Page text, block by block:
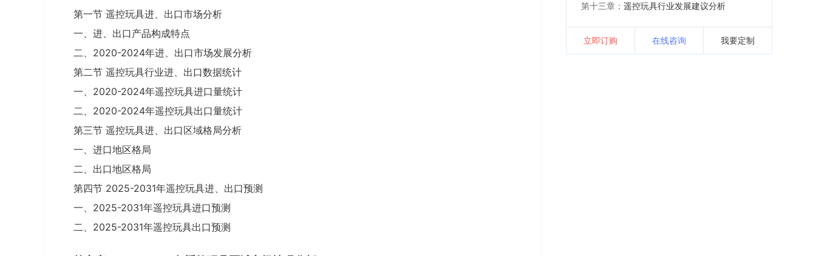
第一节 遥控玩具进、出口市场分析
一、进、出口产品构成特点
二、2020-2024年进、出口市场发展分析
第二节 遥控玩具行业进、出口数据统计
一、2020-2024年遥控玩具进口量统计
二、2020-2024年遥控玩具出口量统计
第三节 遥控玩具进、出口区域格局分析
一、进口地区格局
二、出口地区格局
第四节 2025-2031年遥控玩具进、出口预测
一、2025-2031年遥控玩具进口预测
二、2025-2031年遥控玩具出口预测
第十三章： 遥控玩具行业发展建议分析
立即订购 在线咨询 我要定制